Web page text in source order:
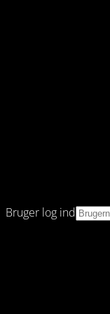
Bruger log ind